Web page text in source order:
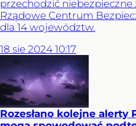
przechodzić
Rządowe Centrum
dla 14 województw.
18 sie 2024 10:17
Rozesłano kolejne alerty